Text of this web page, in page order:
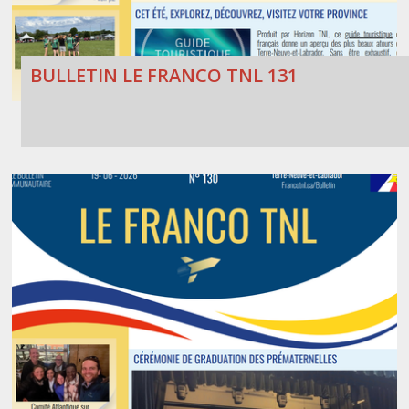
BULLETIN LE FRANCO TNL 131